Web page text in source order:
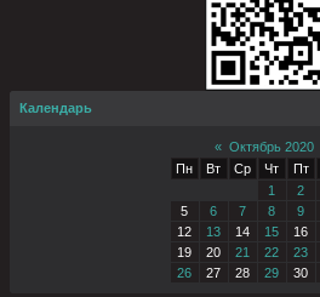
Календарь
« Октябрь 2020
Пн
Вт Ср Чт Пт
1
2
5
6 7 8 9
12
13 14 15 16
19
20 21 22 23
26
27 28 29 30